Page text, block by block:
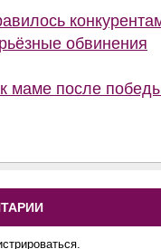
обвинения
маме после